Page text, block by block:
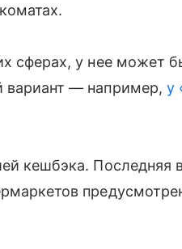
сферах, у нее может
вариант — например, у
кешбэка. Последняя